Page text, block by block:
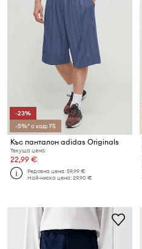
-23%
-5%* с код: FS
Къс панталон adidas Originals
Текуща цена:
22,99 €
Редовна цена:59,99 €
Най-ниска цена:29,90 €